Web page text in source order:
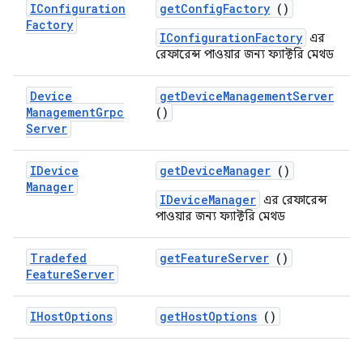
IConfiguration
Factory
getConfigFactory ()
IConfigurationFactory এর
রেফারেন্স পাওয়ার জন্য ফ্যাক্টরি মেথড
Device
ManagementGrpc
Server
getDeviceManagementServer
()
IDevice
Manager
getDeviceManager ()
IDeviceManager এর রেফারেন্স
পাওয়ার জন্য ফ্যাক্টরি মেথড
Tradefed
FeatureServer
getFeatureServer ()
IHostOptions getHostOptions ()